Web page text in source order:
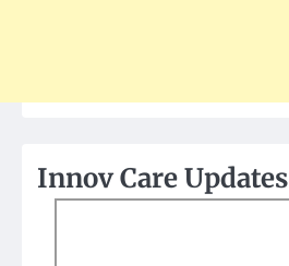
Innov Care Updates